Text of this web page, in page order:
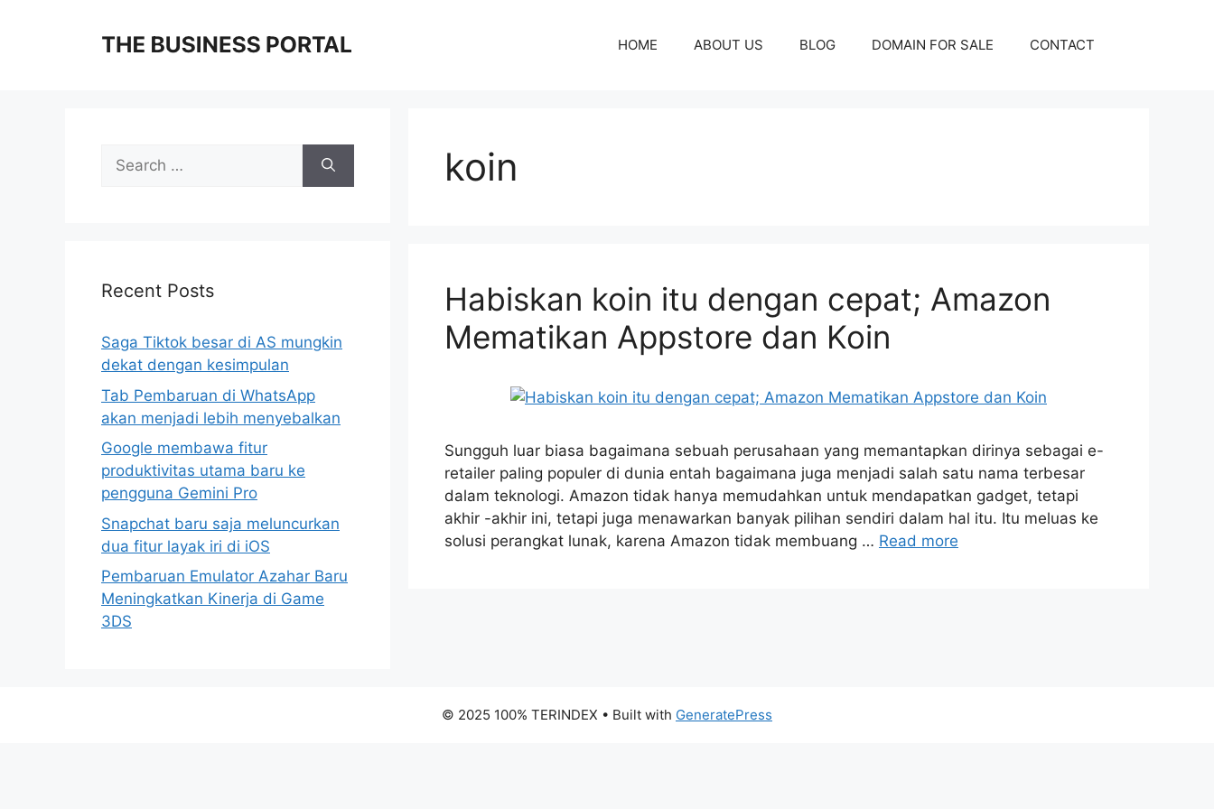
HOME ABOUT US BLOG DOMAIN FOR SALE CONTACT
koin
Habiskan koin itu dengan cepat; Amazon
Mematikan Appstore dan Koin
Sungguh luar biasa bagaimana sebuah perusahaan yang memantapkan dirinya sebagai e-
retailer paling populer di dunia entah bagaimana juga menjadi salah satu nama terbesar
dalam teknologi. Amazon tidak hanya memudahkan untuk mendapatkan gadget, tetapi
akhir -akhir ini, tetapi juga menawarkan banyak pilihan sendiri dalam hal itu. Itu meluas ke
solusi perangkat lunak, karena Amazon tidak membuang … Read more
Search
for:
Recent Posts
Saga Tiktok besar di AS mungkin
dekat dengan kesimpulan
Tab Pembaruan di WhatsApp
akan menjadi lebih menyebalkan
Google membawa fitur
produktivitas utama baru ke
pengguna Gemini Pro
Snapchat baru saja meluncurkan
dua fitur layak iri di iOS
Pembaruan Emulator Azahar Baru
Meningkatkan Kinerja di Game
3DS
© 2025 100% TERINDEX • Built with GeneratePress